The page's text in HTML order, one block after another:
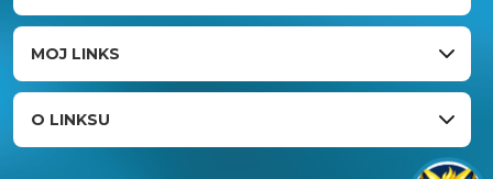
MOJ LINKS
O LINKSU